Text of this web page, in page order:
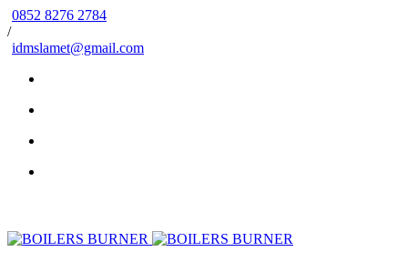
0852 8276 2784
/
idmslamet@gmail.com